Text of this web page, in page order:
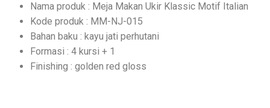
Nama produk : Meja Makan Ukir Klassic Motif Italian
Kode produk : MM-NJ-015
Bahan baku : kayu jati perhutani
Formasi : 4 kursi + 1
Finishing : golden red gloss